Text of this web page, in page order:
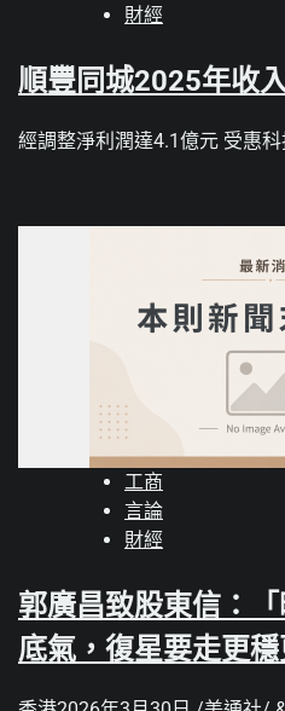
財經
順豐同城2025年收
經調整淨利潤達4.1億元 受惠
工商
言論
財經
郭廣昌致股東信：
底氣，復星要走更